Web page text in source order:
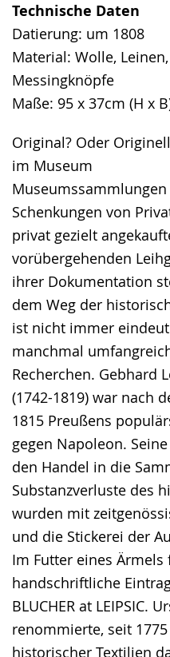
Technische Daten
Datierung: um 1808
Material: Wolle,
Messingknöpfe
Maße: 95 x 37cm (H x
Original? Oder
im Museum
Museumssammlungen
Schenkungen von
privat gezielt
vorübergehenden
ihrer Dokumentation
dem Weg der
ist nicht immer
manchmal
Recherchen. Gebhard
(1742-1819) war nach
1815 Preußens
gegen Napoleon.
den Handel in die
Substanzverluste des
wurden mit
und die Stickerei der
Im Futter eines
handschriftliche
BLUCHER at LEIPSIC.
renommierte, seit
historischer Textilien
wechseln.
Deutscher
Gebärdensprache
wird
angezeigt.